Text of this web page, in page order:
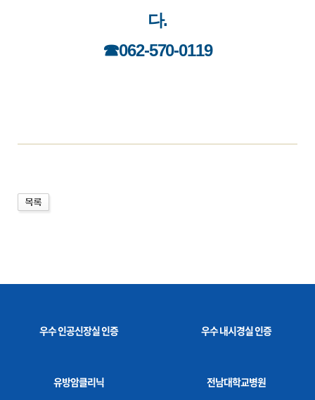
다.
☎062-570-0119
우수 인공신장실 인증 우수 내시경실 인증
유방암클리닉 전남대학교병원